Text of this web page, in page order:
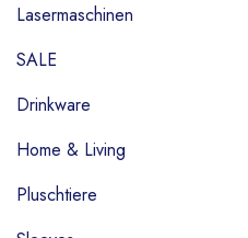
Lasermaschinen
SALE
Drinkware
Home & Living
Pluschtiere